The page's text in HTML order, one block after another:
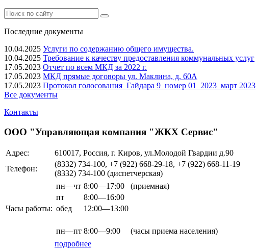
Последние документы
10.04.2025 Услуги по содержанию общего имущества.
10.04.2025 Требование к качеству предоставления коммунальных услуг
17.05.2023 Отчет по всем МКД за 2022 г.
17.05.2023 МКД прямые договоры ул. Маклина, д. 60А
17.05.2023 Протокол голосования_Гайдара 9_номер 01_2023_март 2023
Все документы
Контакты
ООО "Управляющая компания "ЖКХ Сервис"
Адрес:
610017, Россия, г. Киров, ул.Молодой Гвардии д.90
Телефон:
(8332) 734-100, +7 (922) 668-29-18, +7 (922) 668-11-19
(8332) 734-100 (диспетчерская)
Часы работы:
пн—чт 8:00—17:00
(приемная)
пт
8:00—16:00
обед
12:00—13:00
пн—пт 8:00—9:00
(часы приема населения)
подробнее